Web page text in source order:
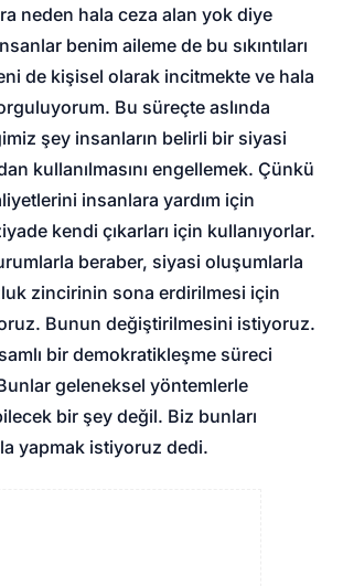
neden hala ceza alan yok diye
benim aileme de bu sıkıntıları
de kişisel olarak incitmekte ve hala
Bu süreçte aslında
şey insanların belirli bir siyasi
kullanılmasını engellemek. Çünkü
insanlara yardım için
kendi çıkarları için kullanıyorlar.
beraber, siyasi oluşumlarla
zincirinin sona erdirilmesi için
Bunun değiştirilmesini istiyoruz.
bir demokratikleşme süreci
geleneksel yöntemlerle
bir şey değil. Biz bunları
yapmak istiyoruz dedi.